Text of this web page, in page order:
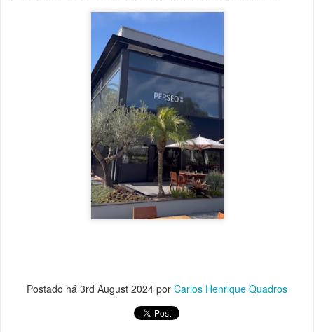
Postado há 3rd August 2024 por Carlos Henrique Quadros